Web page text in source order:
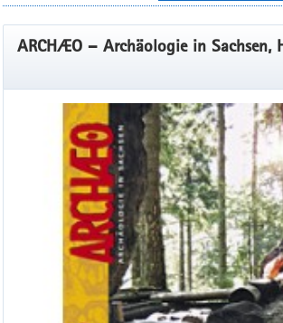
ARCHÆO – Archäologie in Sachsen,